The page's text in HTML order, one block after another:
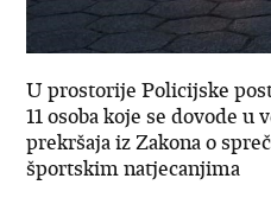
U prostorije Policijske
11 osoba koje se dovode u
prekršaja iz Zakona o
športskim natjecanjima